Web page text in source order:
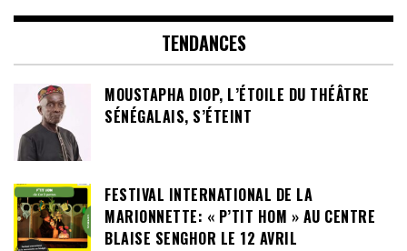
TENDANCES
MOUSTAPHA DIOP, L’ÉTOILE DU THÉÂTRE
SÉNÉGALAIS, S’ÉTEINT
FESTIVAL INTERNATIONAL DE LA
MARIONNETTE: « P’TIT HOM » AU CENTRE
BLAISE SENGHOR LE 12 AVRIL